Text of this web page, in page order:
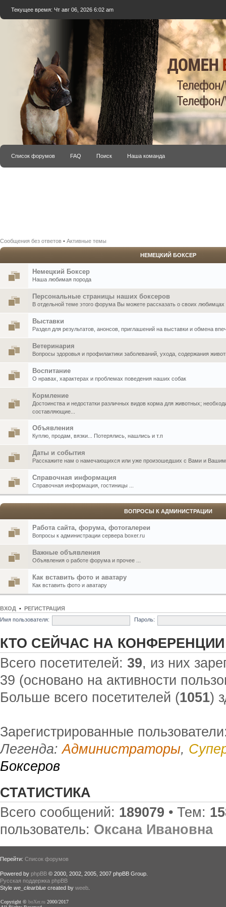
Текущее время: Чт авг 06, 2026 6:02 am
Список форумов FAQ Поиск Наша команда
Сообщения без ответов • Активные темы
НЕМЕЦКИЙ БОКСЕР
Немецкий Боксер
Наша любимая порода
Персональные страницы наших боксеров
В отдельной теме этого форума Вы можете рассказать о своих любимцах
Выставки
Раздел для результатов, анонсов, приглашений на выставки и обмена
Ветеринария
Вопросы здоровья и профилактики заболеваний, ухода, содержания
Воспитание
О нравах, характерах и проблемах поведения наших собак
Кормление
Достоинства и недостатки различных видов корма для животных;
составляющие...
Объявления
Куплю, продам, вязки... Потерялись, нашлись и т.п
Даты и события
Расскажите нам о намечающихся или уже произошедших с Вами и
Справочная информация
Справочная информация, гостиницы ...
ВОПРОСЫ К АДМИНИСТРАЦИИ
Работа сайта, форума, фотогалереи
Вопросы к администрации сервера boxer.ru
Важные объявления
Объявления о работе форума и прочее ...
Как вставить фото и аватару
Как вставить фото и аватару
ВХОД • РЕГИСТРАЦИЯ
Имя пользователя:
Пароль:
КТО СЕЙЧАС НА КОНФЕРЕНЦИИ
Всего посетителей: 39, из них
39 (основано на активности
Больше всего посетителей (1051)
Зарегистрированные
Легенда:Администраторы,
Боксеров
СТАТИСТИКА
Всего сообщений: 189079 • Тем:
пользователь: Оксана Ивановна
Перейти: Список форумов
Powered by phpBB © 2000, 2002, 2005, 2007 phpBB Group.
Русская поддержка phpBB
Style we_clearblue created by weeb
Copyright © boXer.ru 2000/2017